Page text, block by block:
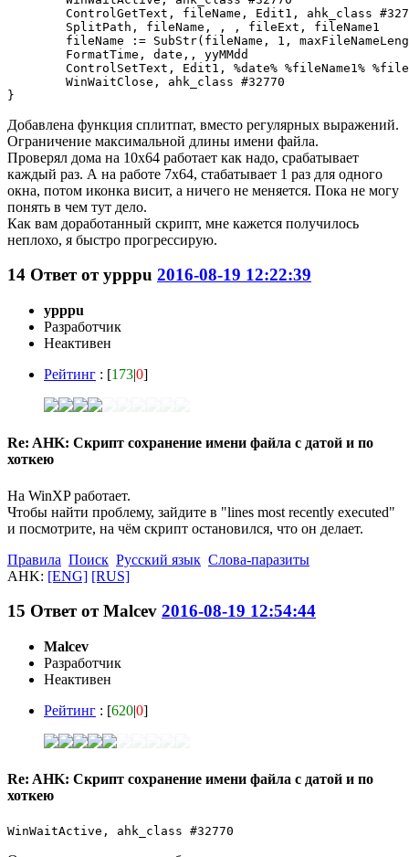
Добавлена функция сплитпат, вместо регулярных выражений.
Ограничение максимальной длины имени файла.
Проверял дома на 10х64 работает как надо, срабатывает
каждый раз. А на работе 7х64, стабатывает 1 раз для одного
окна, потом иконка висит, а ничего не меняется. Пока не могу
понять в чем тут дело.
Как вам доработанный скрипт, мне кажется получилось
неплохо, я быстро прогрессирую.
14 Ответ отypppu 2016-08-19 12:22:39
ypppu
Разработчик
Неактивен
Рейтинг : [173|0]
Re: AHK: Скрипт сохранение имени файла с датой и по
хоткею
На WinXP работает.
Чтобы найти проблему, зайдите в "lines most recently executed"
и посмотрите, на чём скрипт остановился, что он делает.
Правила Поиск Русский язык Слова-паразиты
AHK: [ENG] [RUS]
15 Ответ отMalcev 2016-08-19 12:54:44
Malcev
Разработчик
Неактивен
Рейтинг : [620|0]
Re: AHK: Скрипт сохранение имени файла с датой и по
хоткею
WinWaitActive, ahk_class #32770